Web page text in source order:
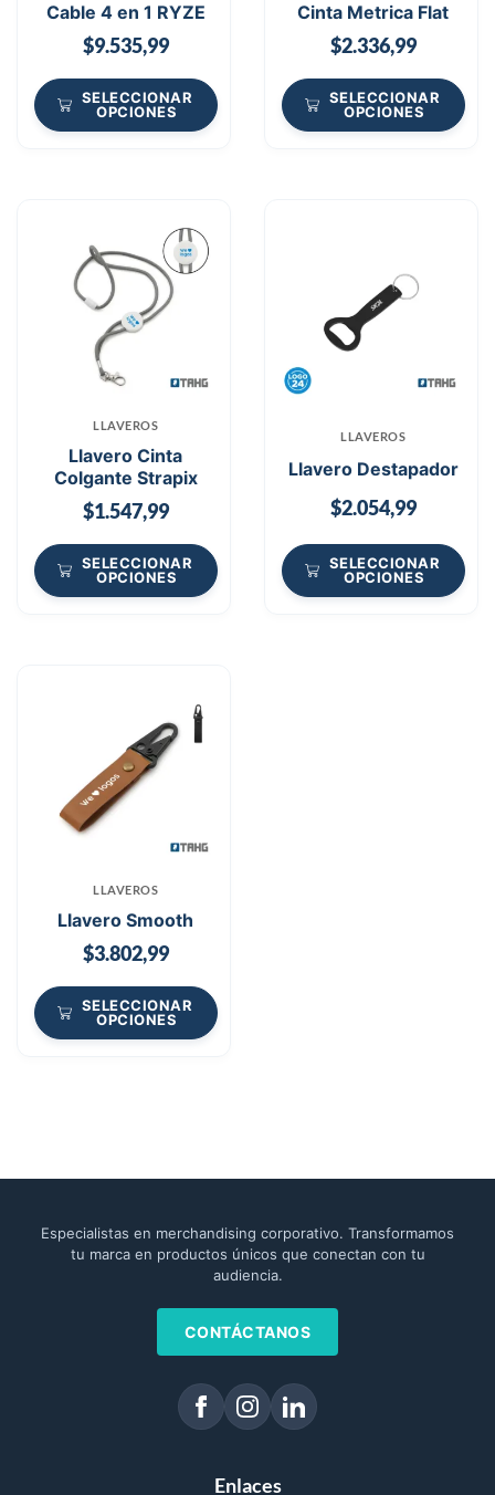
Cable 4 en 1 RYZE
$9.535,99
SELECCIONAR
OPCIONES
Cinta Metrica Flat
$2.336,99
SELECCIONAR
OPCIONES
LLAVEROS
Llavero Cinta
Colgante Strapix
$1.547,99
SELECCIONAR
OPCIONES
LLAVEROS
Llavero Destapador
$2.054,99
SELECCIONAR
OPCIONES
LLAVEROS
Llavero Smooth
$3.802,99
SELECCIONAR
OPCIONES
Especialistas en merchandising corporativo. Transformamos
tu marca en productos únicos que conectan con tu
audiencia.
CONTÁCTANOS
Enlaces